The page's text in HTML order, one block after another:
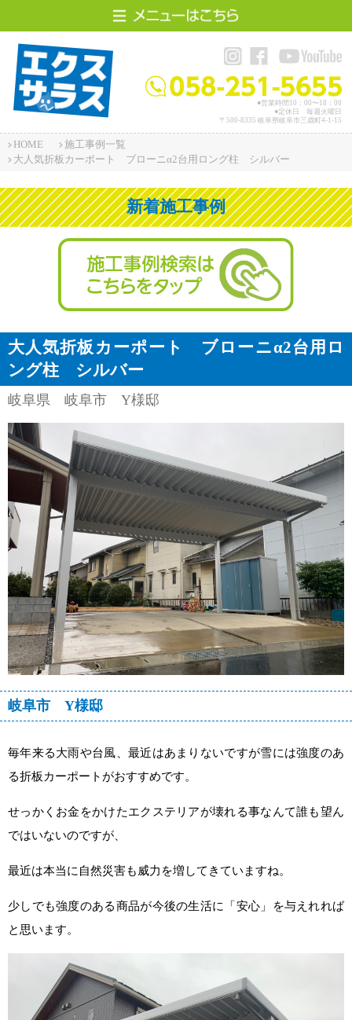
施工事例
エクスザラスって？
アクセス
お問い合わせ
スタッフ紹介
リフォームサイト
●営業時間10：00〜18：00
●定休日 毎週火曜日
〒500-8335 岐阜県岐阜市三歳町4-1-15
HOME
施工事例一覧
大人気折板カーポート ブローニα2台用ロング柱 シルバー
新着施工事例
施工事例選択
外構エクステリア工事一式
ガレージ・車庫まわり
カーポート
ガレージシャッター
土間コンクリート
お庭周り
デッキ 立水栓
門まわり・アプローチ
フェンス 門扉 門塀 門柱
ポスト
表札
テラスまわり
テラス サンルーム
ガーデンルーム
フリーキーワード検索
大人気折板カーポート ブローニα2台用ロ
ング柱 シルバー
岐阜県 岐阜市 Y様邸
岐阜市 Y様邸
毎年来る大雨や台風、最近はあまりないですが雪には強度のあ
る折板カーポートがおすすめです。
せっかくお金をかけたエクステリアが壊れる事なんて誰も望ん
ではいないのですが、
最近は本当に自然災害も威力を増してきていますね。
少しでも強度のある商品が今後の生活に「安心」を与えれれば
と思います。